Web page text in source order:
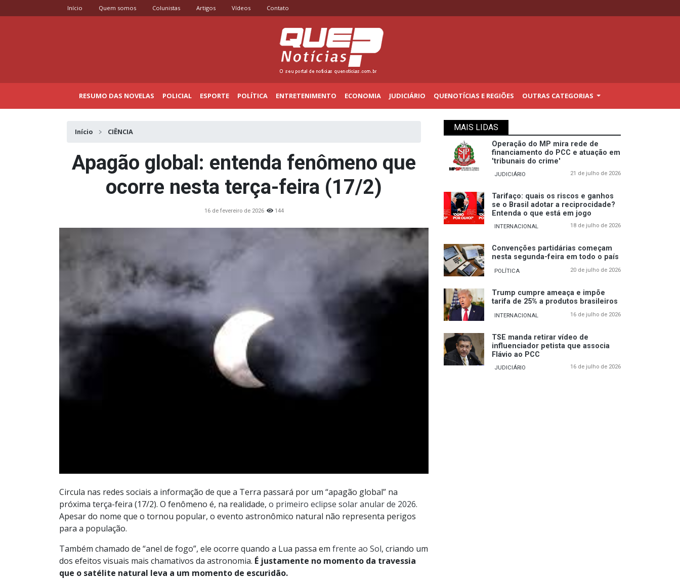
Início Quem somos Colunistas Artigos Vídeos Contato
RESUMO DAS NOVELAS POLICIAL ESPORTE POLÍTICA ENTRETENIMENTO ECONOMIA JUDICIÁRIO QUENOTÍCIAS E REGIÕES OUTRAS CATEGORIAS
Início CIÊNCIA
Apagão global: entenda fenômeno que
ocorre nesta terça-feira (17/2)
16 de fevereiro de 2026 144
Circula nas redes sociais a informação de que a Terra passará por um “apagão global” na
próxima terça-feira (17/2). O fenômeno é, na realidade, o primeiro eclipse solar anular de 2026.
Apesar do nome que o tornou popular, o evento astronômico natural não representa perigos
para a população.
Também chamado de “anel de fogo”, ele ocorre quando a Lua passa em frente ao Sol, criando um
dos efeitos visuais mais chamativos da astronomia. É justamente no momento da travessia
que o satélite natural leva a um momento de escuridão.
MAIS LIDAS
Operação do MP mira rede de
financiamento do PCC e atuação em
'tribunais do crime'
JUDICIÁRIO 21 de julho de 2026
Tarifaço: quais os riscos e ganhos
se o Brasil adotar a reciprocidade?
Entenda o que está em jogo
INTERNACIONAL 18 de julho de 2026
Convenções partidárias começam
nesta segunda-feira em todo o país
POLÍTICA 20 de julho de 2026
Trump cumpre ameaça e impõe
tarifa de 25% a produtos brasileiros
INTERNACIONAL 16 de julho de 2026
TSE manda retirar vídeo de
influenciador petista que associa
Flávio ao PCC
JUDICIÁRIO 16 de julho de 2026